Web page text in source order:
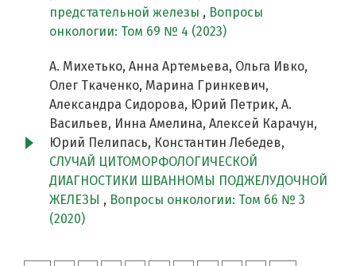
предстательной железы , Вопросы
онкологии: Том 69 № 4 (2023)
А. Михетько, Анна Артемьева, Ольга Ивко,
Олег Ткаченко, Марина Гринкевич,
Александра Сидорова, Юрий Петрик, А.
Васильев, Инна Амелина, Алексей Карачун,
Юрий Пелипась, Константин Лебедев,
СЛУЧАЙ ЦИТОМОРФОЛОГИЧЕСКОЙ
ДИАГНОСТИКИ ШВАННОМЫ ПОДЖЕЛУДОЧНОЙ
ЖЕЛЕЗЫ , Вопросы онкологии: Том 66 № 3
(2020)